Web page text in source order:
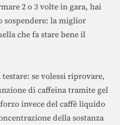
2 o 3 volte in gara, hai
sospendere: la miglior
che fa stare bene il
se volessi riprovare,
di caffeina tramite gel
invece del caffè liquido
della sostanza